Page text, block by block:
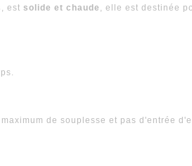
, est solide et chaude , elle est destinée
de souplesse et pas d'entrée